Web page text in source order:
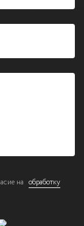
на обработку